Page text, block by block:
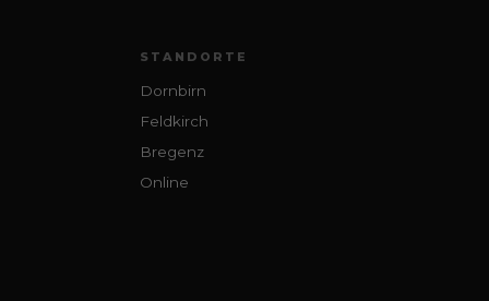
STANDORTE
Dornbirn
Feldkirch
Bregenz
Online